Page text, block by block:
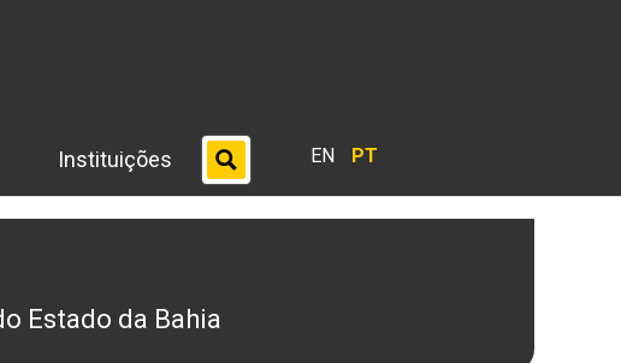
Instituições EN PT
Estado da Bahia